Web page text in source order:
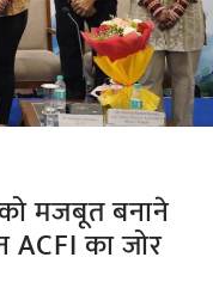
मजबूत बनाने
ACFI का जोर